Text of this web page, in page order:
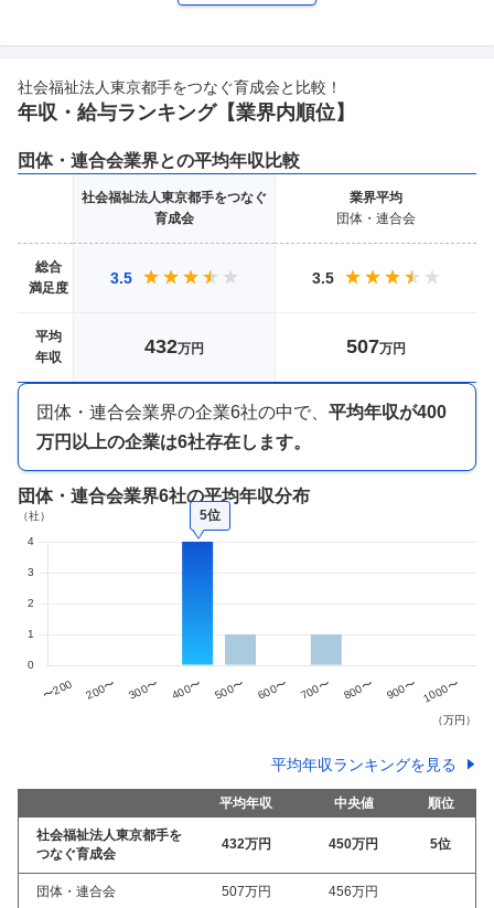
社会福祉法人東京都手をつなぐ育成会と比較！
年収・給与ランキング【業界内順位】
団体・連合会業界との平均年収比較
社会福祉法人東京都手をつなぐ
育成会
業界平均
団体・連合会
総合
満足度
3.5 3.5
平均
年収
432万円 507万円
団体・連合会業界の企業6社の中で、 平均年収が400
万円以上の企業は6社存在します。
団体・連合会業界6社の平均年収分布
5位
平均年収ランキングを見る
平均年収 中央値 順位
社会福祉法人東京都手を
つなぐ育成会
432万円 450万円 5位
団体・連合会 507万円 456万円